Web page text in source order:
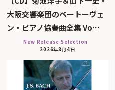
大阪交響楽団のベートーヴェ
ン・ピアノ協奏曲全集 Vo…
New Release Selection
2026年8月4日